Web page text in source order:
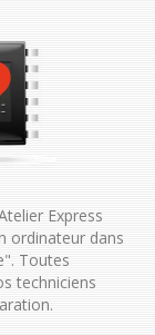
Express
ordinateur dans
Toutes
techniciens